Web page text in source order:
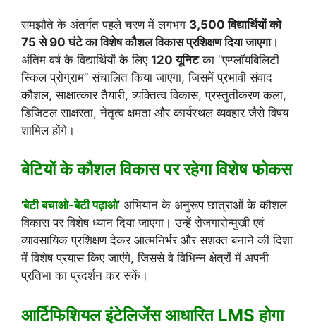
समझौते के अंतर्गत पहले चरण में लगभग 3,500 विद्यार्थियों को
75 से 90 घंटे का विशेष कौशल विकास प्रशिक्षण दिया जाएगा।
अंतिम वर्ष के विद्यार्थियों के लिए 120 यूनिटका “एम्प्लॉयबिलिटी
स्किल प्रोग्राम” संचालित किया जाएगा, जिसमें प्रभावी संवाद
कौशल, साक्षात्कार तैयारी, व्यक्तित्व विकास, प्रस्तुतीकरण कला,
डिजिटल साक्षरता, नेतृत्व क्षमता और कार्यस्थल व्यवहार जैसे विषय
शामिल होंगे।
बेटियों के कौशल विकास पर रहेगा विशेष फोकस
‘बेटी बचाओ-बेटी पढ़ाओ’ अभियान के अनुरूप छात्राओं के कौशल
विकास पर विशेष ध्यान दिया जाएगा। उन्हें रोजगारोन्मुखी एवं
व्यावसायिक प्रशिक्षण देकर आत्मनिर्भर और सशक्त बनाने की दिशा
में विशेष प्रयास किए जाएंगे, जिससे वे विभिन्न क्षेत्रों में अपनी
प्रतिभा का प्रदर्शन कर सकें।
आर्टिफिशियल इंटेलिजेंस आधारित LMS होगा